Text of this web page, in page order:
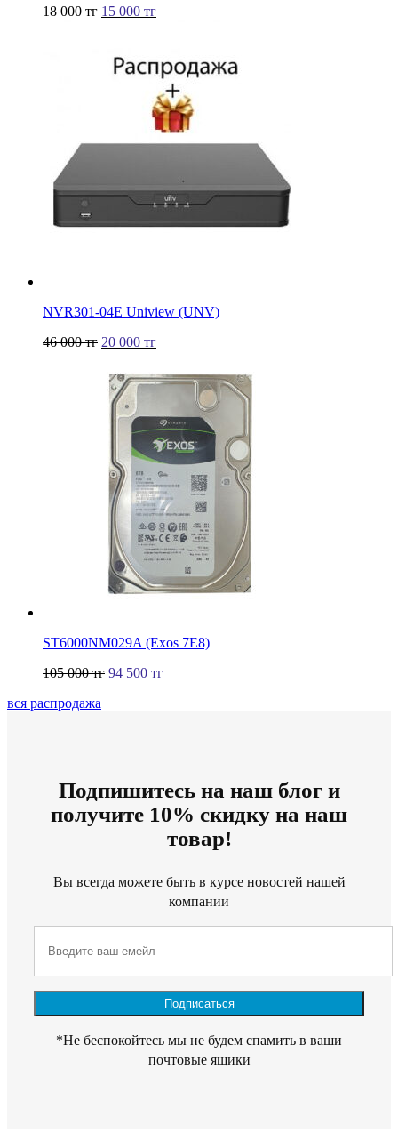
18 000тг 15 000 тг
NVR301-04Е Uniview (UNV)
46 000тг 20 000 тг
ST6000NM029A (Exos 7E8)
105 000тг 94 500 тг
вся распродажа
Подпишитесь на наш блог и
получите 10% скидку на наш
товар!
Вы всегда можете быть в курсе новостей нашей
компании
*Не беспокойтесь мы не будем спамить в ваши
почтовые ящики